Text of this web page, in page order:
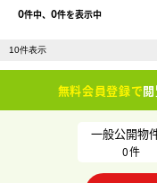
0件中、 0件を表示中
無料会員登録で
一般公開物
0件